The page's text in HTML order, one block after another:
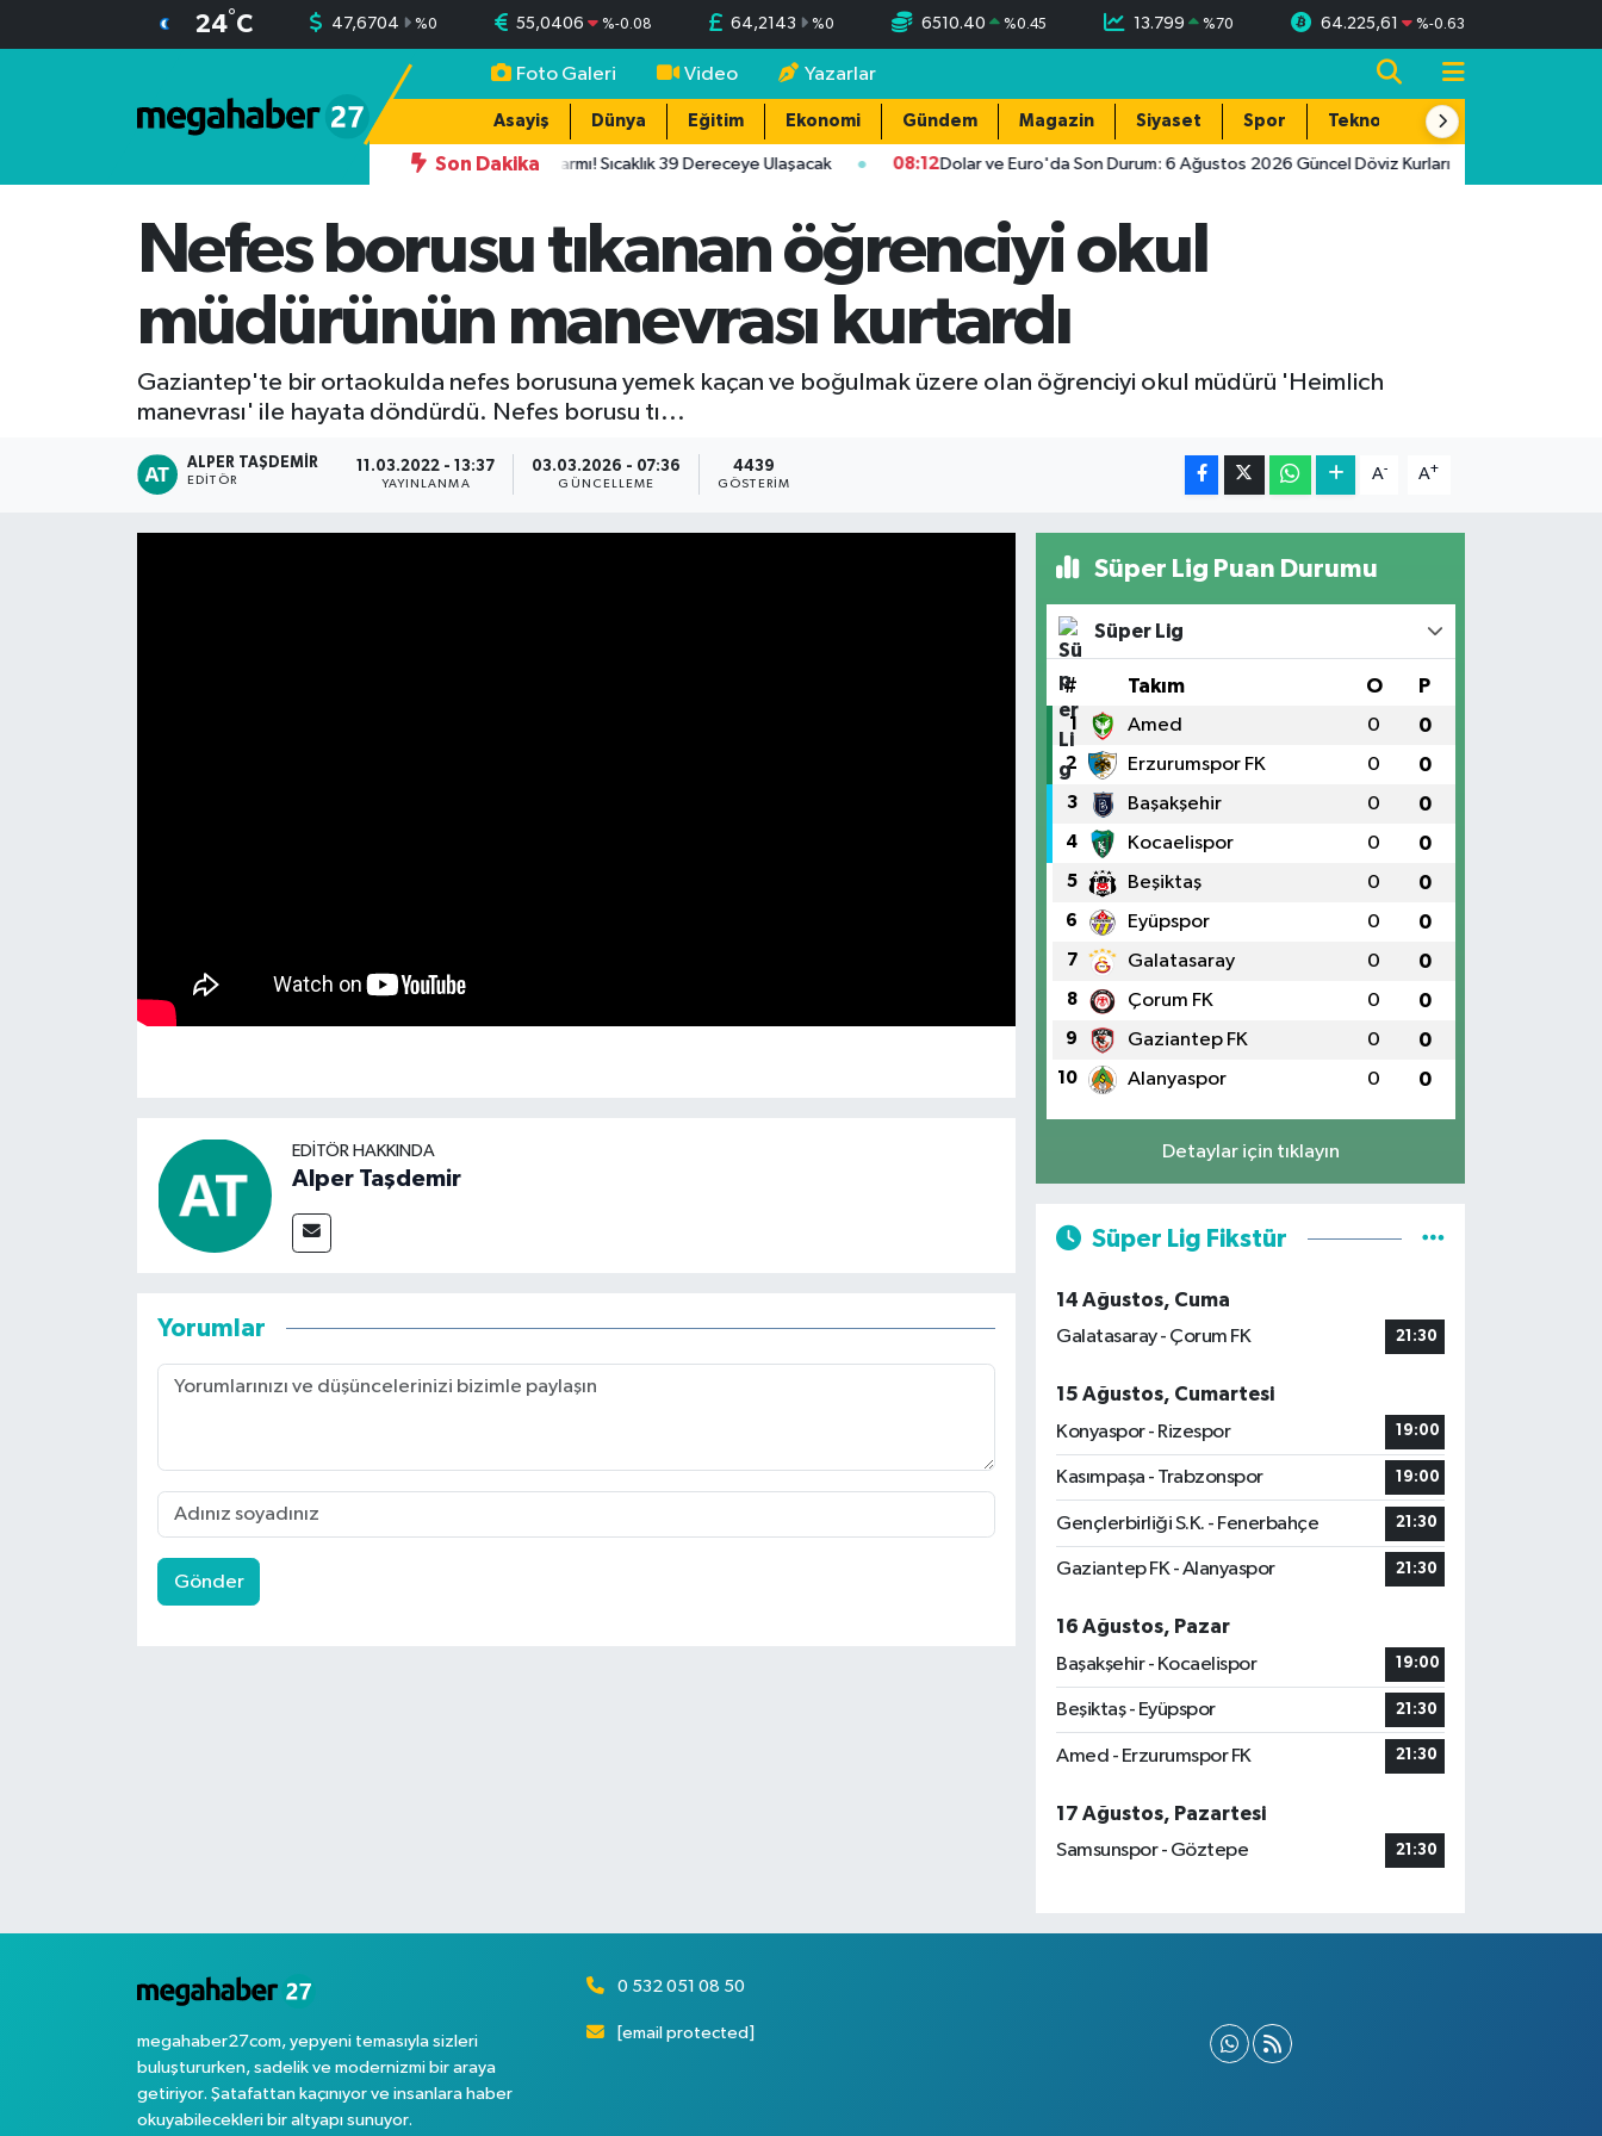
24°C 47,6704 %0 55,0406 %-0.08 64,2143 %0 6510.40 %0.45 13.799 %70 64.225,61 %-0.63
Foto Galeri Video Yazarlar
Asayiş Dünya Eğitim Ekonomi Gündem Magazin Siyaset Spor Teknoloji
Son Dakika
Gaziantep'te Alarmı! Sıcaklık 39 Dereceye Ulaşacak 08:12Dolar ve Euro'da Son Durum: 6 Ağustos 2026 Güncel Döviz Kurları
Nefes borusu tıkanan öğrenciyi okul
müdürünün manevrası kurtardı
Gaziantep'te bir ortaokulda nefes borusuna yemek kaçan ve boğulmak üzere olan öğrenciyi okul müdürü 'Heimlich
manevrası' ile hayata döndürdü. Nefes borusu tı...
ALPER TAŞDEMIR
EDITÖR
11.03.2022 - 13:37
YAYINLANMA
03.03.2026 - 07:36
GÜNCELLEME
4439
GÖSTERIM
A- A+
EDITÖR HAKKINDA
Alper Taşdemir
Yorumlar
Gönder
Süper Lig Puan Durumu
Süper Lig
# Takım O P
1 Amed 0 0
2 Erzurumspor FK 0 0
3 Başakşehir 0 0
4 Kocaelispor 0 0
5 Beşiktaş 0 0
6 Eyüpspor 0 0
7 Galatasaray 0 0
8 Çorum FK 0 0
9 Gaziantep FK 0 0
10 Alanyaspor 0 0
Detaylar için tıklayın
Süper Lig Fikstür
14 Ağustos, Cuma
Galatasaray - Çorum FK
21:30
15 Ağustos, Cumartesi
Konyaspor - Rizespor
19:00
Kasımpaşa - Trabzonspor 19:00
Gençlerbirliği S.K. - Fenerbahçe 21:30
Gaziantep FK - Alanyaspor 21:30
16 Ağustos, Pazar
Başakşehir - Kocaelispor
19:00
Beşiktaş - Eyüpspor 21:30
Amed - Erzurumspor FK 21:30
17 Ağustos, Pazartesi
Samsunspor - Göztepe
21:30
megahaber27com, yepyeni temasıyla sizleri
buluştururken, sadelik ve modernizmi bir araya
getiriyor. Şatafattan kaçınıyor ve insanlara haber
okuyabilecekleri bir altyapı sunuyor.
0 532 051 08 50
[email protected]
Tüm Manşetler
Son Dakika Haberleri
Haber Arşivi